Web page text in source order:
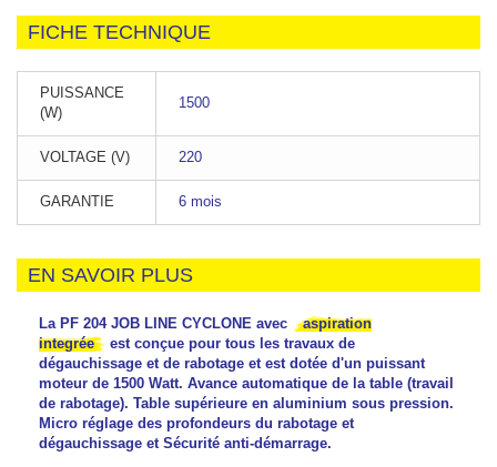
FICHE TECHNIQUE
PUISSANCE
(W)
1500
VOLTAGE (V) 220
GARANTIE 6 mois
EN SAVOIR PLUS
La PF 204 JOB LINE CYCLONE avec
aspiration
integrée
est conçue pour tous les travaux de
dégauchissage et de rabotage et est dotée d'un puissant
moteur de 1500 Watt. Avance automatique de la table (travail
de rabotage). Table supérieure en aluminium sous pression.
Micro réglage des profondeurs du rabotage et
dégauchissage et Sécurité anti-démarrage.